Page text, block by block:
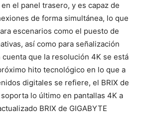
el panel trasero, y es capaz de
de forma simultánea, lo que
escenarios como el puesto de
así como para señalización
que la resolución 4K se está
hito tecnológico en lo que a
digitales se refiere, el BRIX de
soporta lo último en pantallas 4K a
BRIX de GIGABYTE